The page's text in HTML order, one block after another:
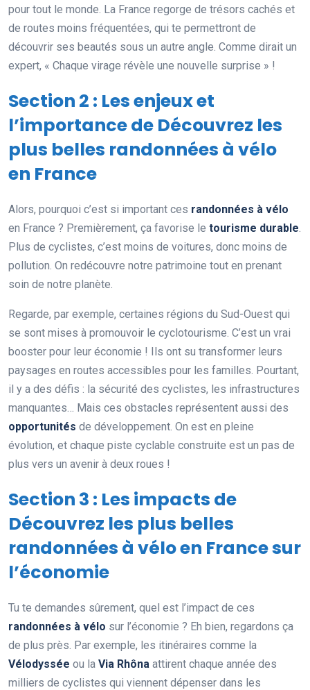
pour tout le monde. La France regorge de trésors cachés et
de routes moins fréquentées, qui te permettront de
découvrir ses beautés sous un autre angle. Comme dirait un
expert, « Chaque virage révèle une nouvelle surprise » !
Section 2 : Les enjeux et
l’importance de Découvrez les
plus belles randonnées à vélo
en France
Alors, pourquoi c’est si important ces randonnées à vélo
en France ? Premièrement, ça favorise le tourisme durable.
Plus de cyclistes, c’est moins de voitures, donc moins de
pollution. On redécouvre notre patrimoine tout en prenant
soin de notre planète.
Regarde, par exemple, certaines régions du Sud-Ouest qui
se sont mises à promouvoir le cyclotourisme. C’est un vrai
booster pour leur économie ! Ils ont su transformer leurs
paysages en routes accessibles pour les familles. Pourtant,
il y a des défis : la sécurité des cyclistes, les infrastructures
manquantes… Mais ces obstacles représentent aussi des
opportunités de développement. On est en pleine
évolution, et chaque piste cyclable construite est un pas de
plus vers un avenir à deux roues !
Section 3 : Les impacts de
Découvrez les plus belles
randonnées à vélo en France sur
l’économie
Tu te demandes sûrement, quel est l’impact de ces
randonnées à vélo sur l’économie ? Eh bien, regardons ça
de plus près. Par exemple, les itinéraires comme la
Vélodyssée ou la Via Rhôna attirent chaque année des
milliers de cyclistes qui viennent dépenser dans les